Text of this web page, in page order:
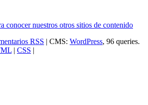
conocer nuestros otros sitios de contenido
RSS | CMS: WordPress, 96 queries.
| CSS |